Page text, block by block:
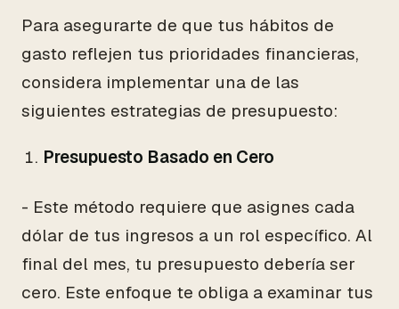
Para asegurarte de que tus hábitos de
gasto reflejen tus prioridades financieras,
considera implementar una de las
siguientes estrategias de presupuesto:
Presupuesto Basado en Cero
- Este método requiere que asignes cada
dólar de tus ingresos a un rol específico. Al
final del mes, tu presupuesto debería ser
cero. Este enfoque te obliga a examinar tus